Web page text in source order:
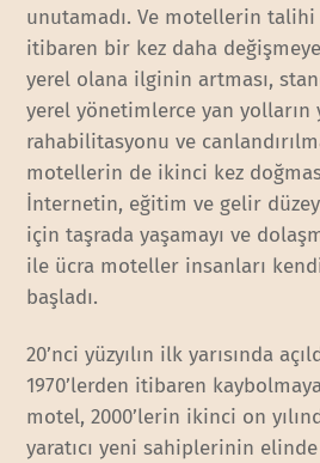
unutamadı. Ve motellerin talihi
itibaren bir kez daha
yerel olana ilginin artması,
yerel yönetimlerce yan yolların
rahabilitasyonu ve
motellerin de ikinci kez
İnternetin, eğitim ve gelir
için taşrada yaşamayı ve
ile ücra moteller insanları
başladı.
20’nci yüzyılın ilk yarısında
1970’lerden itibaren
motel, 2000’lerin ikinci on
yaratıcı yeni sahiplerinin